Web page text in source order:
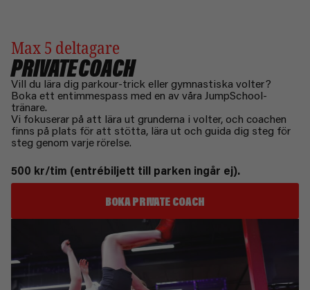
Max 5 deltagare
PRIVATE COACH
Vill du lära dig parkour-trick eller gymnastiska volter?
Boka ett entimmespass med en av våra JumpSchool-
tränare.
Vi fokuserar på att lära ut grunderna i volter, och coachen
finns på plats för att stötta, lära ut och guida dig steg för
steg genom varje rörelse.
500 kr/tim (entrébiljett till parken ingår ej).
BOKA PRIVATE COACH